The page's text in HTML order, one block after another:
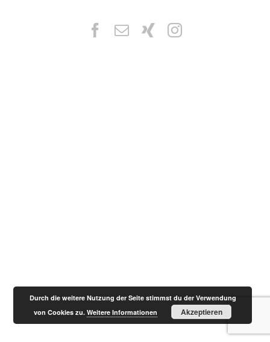
Facebook
EmailXING Instagram
Durch die weitere Nutzung der Seite stimmst du der Verwendung
von Cookies zu.Weitere Informationen Akzeptieren